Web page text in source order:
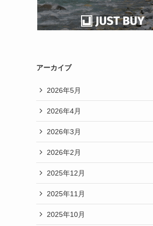
アーカイブ
2026年5月
2026年4月
2026年3月
2026年2月
2025年12月
2025年11月
2025年10月